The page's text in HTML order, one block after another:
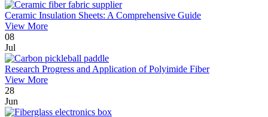
Ceramic Insulation Sheets: A Comprehensive Guide
View More
08
Jul
Research Progress and Application of Polyimide Fiber
View More
28
Jun